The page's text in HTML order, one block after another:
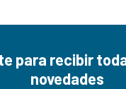
para recibir
novedades